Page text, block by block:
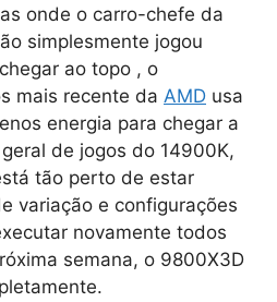
onde o carro-chefe da
simplesmente jogou
ao topo , o
mais recente da AMD usa
energia para chegar a
de jogos do 14900K,
tão perto de estar
variação e configurações
novamente todos
semana, o 9800X3D